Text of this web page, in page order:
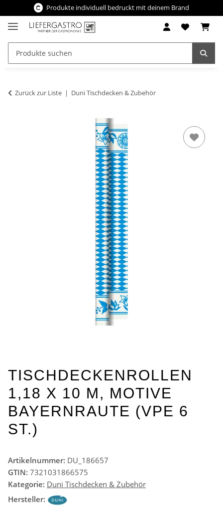
Produkte individuell bedruckt mit deinem Brand
Zurück zur Liste Duni Tischdecken & Zubehör
TISCHDECKENROLLEN
1,18 X 10 M, MOTIVE
BAYERNRAUTE (VPE 6
ST.)
Artikelnummer: DU_186657
GTIN: 7321031866575
Kategorie: Duni Tischdecken & Zubehör
Hersteller: